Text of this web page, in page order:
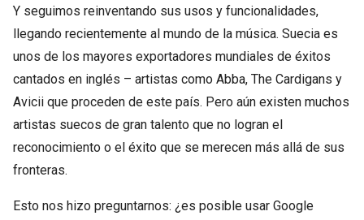
Y seguimos reinventando sus usos y funcionalidades,
llegando recientemente al mundo de la música. Suecia es
unos de los mayores exportadores mundiales de éxitos
cantados en inglés – artistas como Abba, The Cardigans y
Avicii que proceden de este país. Pero aún existen muchos
artistas suecos de gran talento que no logran el
reconocimiento o el éxito que se merecen más allá de sus
fronteras.
Esto nos hizo preguntarnos: ¿es posible usar Google